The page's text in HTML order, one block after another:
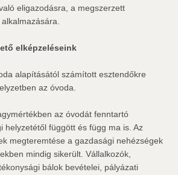
eligazodásra, a megszerzett
elképzeléseink
alapításától számított esztendőkre
az óvoda.
az óvodát fenntartó
helyzetétől függött és függ ma is. Az
megteremtése a gazdasági nehézségek
mindig sikerült. Vállalkozók,
bálok bevételei, pályázati